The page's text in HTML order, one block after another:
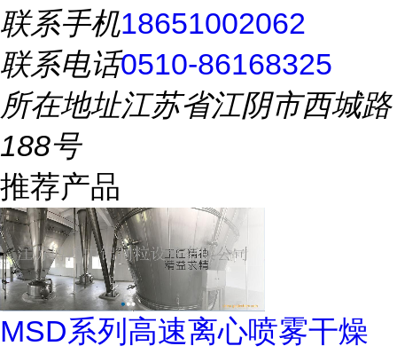
联系手机18651002062
联系电话0510-86168325
所在地址江苏省江阴市西城路
188号
推荐产品
MSD系列高速离心喷雾干燥